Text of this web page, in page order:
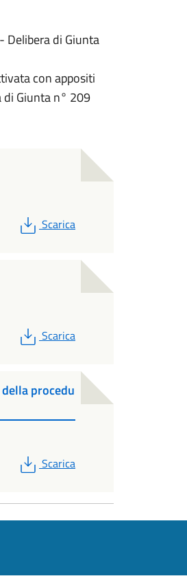
Delibera di Giunta
con appositi
di Giunta n° 209
PDF
Scarica
PDF
Scarica
procedu
PDF
Scarica